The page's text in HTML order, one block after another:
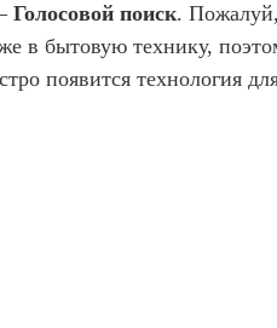
Голосовой поиск. Пожалуй,
в бытовую технику,
появится технология